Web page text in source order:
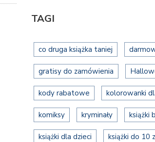
TAGI
co druga książka taniej
gratisy do zamówienia
kody rabatowe kolorowanki
komiksy kryminały książki
książki dla dzieci książki do 10